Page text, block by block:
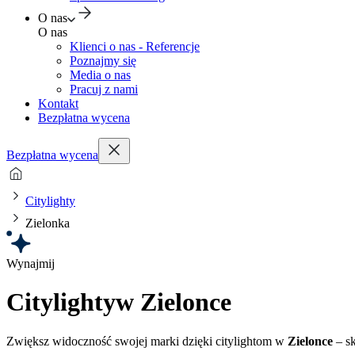
O nas
O nas
Klienci o nas - Referencje
Poznajmy się
Media o nas
Pracuj z nami
Kontakt
Bezpłatna wycena
Bezpłatna wycena
Citylighty
Zielonka
Wynajmij
Citylightyw Zielonce
Zwiększ widoczność swojej marki dzięki citylightom w Zielonce –